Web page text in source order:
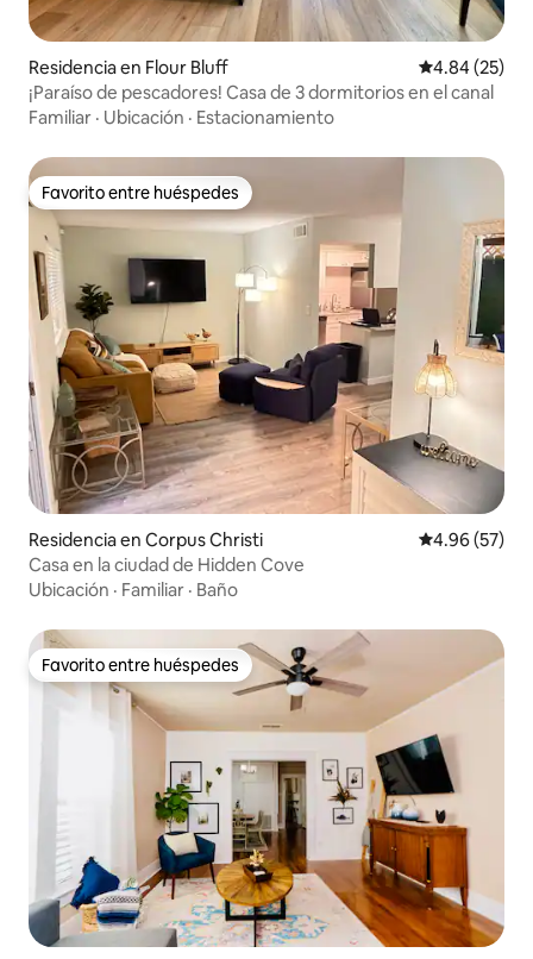
Residencia en Flour Bluff Calificación
4.84 (25)
¡Paraíso de pescadores! Casa de 3 dormitorios en el canal
Familiar · Ubicación · Estacionamiento
Favorito entre huéspedes
Favorito entre huéspedes
Residencia en Corpus Christi Calificación
4.96 (57)
Casa en la ciudad de Hidden Cove
Ubicación · Familiar · Baño
Favorito entre huéspedes
Favorito entre huéspedes